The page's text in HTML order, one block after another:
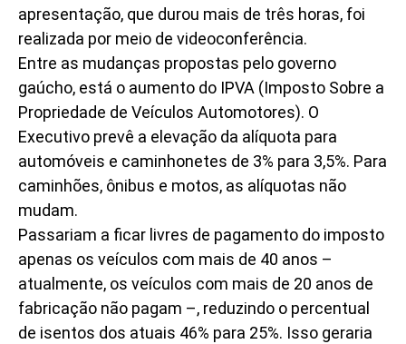
apresentação, que durou mais de três horas, foi
realizada por meio de videoconferência.
Entre as mudanças propostas pelo governo
gaúcho, está o aumento do IPVA (Imposto Sobre a
Propriedade de Veículos Automotores). O
Executivo prevê a elevação da alíquota para
automóveis e caminhonetes de 3% para 3,5%. Para
caminhões, ônibus e motos, as alíquotas não
mudam.
Passariam a ficar livres de pagamento do imposto
apenas os veículos com mais de 40 anos –
atualmente, os veículos com mais de 20 anos de
fabricação não pagam –, reduzindo o percentual
de isentos dos atuais 46% para 25%. Isso geraria